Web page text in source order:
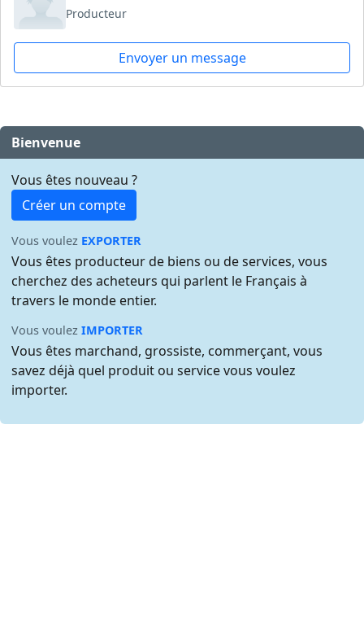
Producteur
Envoyer un message
Bienvenue
Vous êtes nouveau ?
Créer un compte
Vous voulez EXPORTER
Vous êtes producteur de biens ou de services, vous
cherchez des acheteurs qui parlent le Français à
travers le monde entier.
Vous voulezIMPORTER
Vous êtes marchand, grossiste, commerçant, vous
savez déjà quel produit ou service vous voulez
importer.